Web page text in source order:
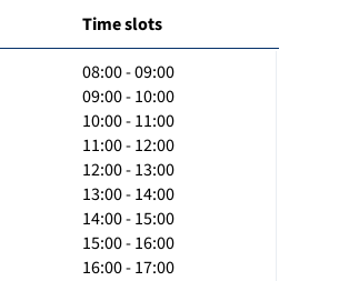
Time slots
08:00 - 09:00
09:00 - 10:00
10:00 - 11:00
11:00 - 12:00
12:00 - 13:00
13:00 - 14:00
14:00 - 15:00
15:00 - 16:00
16:00 - 17:00